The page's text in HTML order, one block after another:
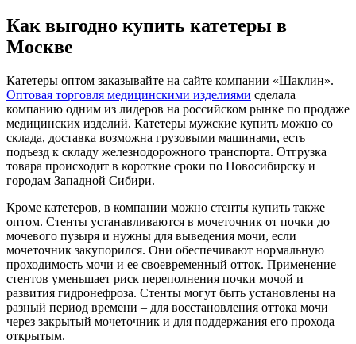
Как выгодно купить катетеры в
Москве
Катетеры оптом заказывайте на сайте компании «Шаклин».
Оптовая торговля медицинскими изделиями сделала
компанию одним из лидеров на российском рынке по продаже
медицинских изделий. Катетеры мужские купить можно со
склада, доставка возможна грузовыми машинами, есть
подъезд к складу железнодорожного транспорта. Отгрузка
товара происходит в короткие сроки по Новосибирску и
городам Западной Сибири.
Кроме катетеров, в компании можно стенты купить также
оптом. Стенты устанавливаются в мочеточник от почки до
мочевого пузыря и нужны для выведения мочи, если
мочеточник закупорился. Они обеспечивают нормальную
проходимость мочи и ее своевременный отток. Применение
стентов уменьшает риск переполнения почки мочой и
развития гидронефроза. Стенты могут быть установлены на
разный период времени – для восстановления оттока мочи
через закрытый мочеточник и для поддержания его прохода
открытым.